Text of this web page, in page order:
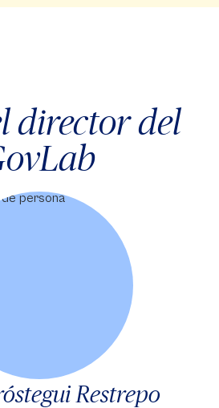
director del
Restrepo